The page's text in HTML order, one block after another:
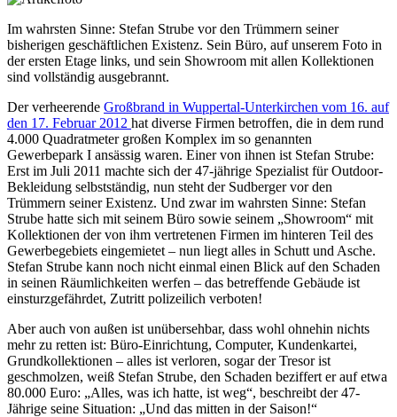
Im wahrsten Sinne: Stefan Strube vor den Trümmern seiner
bisherigen geschäftlichen Existenz. Sein Büro, auf unserem Foto in
der ersten Etage links, und sein Showroom mit allen Kollektionen
sind vollständig ausgebrannt.
Der verheerende Großbrand in Wuppertal-Unterkirchen vom 16. auf
den 17. Februar 2012 hat diverse Firmen betroffen, die in dem rund
4.000 Quadratmeter großen Komplex im so genannten
Gewerbepark I ansässig waren. Einer von ihnen ist Stefan Strube:
Erst im Juli 2011 machte sich der 47-jährige Spezialist für Outdoor-
Bekleidung selbstständig, nun steht der Sudberger vor den
Trümmern seiner Existenz. Und zwar im wahrsten Sinne: Stefan
Strube hatte sich mit seinem Büro sowie seinem „Showroom“ mit
Kollektionen der von ihm vertretenen Firmen im hinteren Teil des
Gewerbegebiets eingemietet – nun liegt alles in Schutt und Asche.
Stefan Strube kann noch nicht einmal einen Blick auf den Schaden
in seinen Räumlichkeiten werfen – das betreffende Gebäude ist
einsturzgefährdet, Zutritt polizeilich verboten!
Aber auch von außen ist unübersehbar, dass wohl ohnehin nichts
mehr zu retten ist: Büro-Einrichtung, Computer, Kundenkartei,
Grundkollektionen – alles ist verloren, sogar der Tresor ist
geschmolzen, weiß Stefan Strube, den Schaden beziffert er auf etwa
80.000 Euro: „Alles, was ich hatte, ist weg“, beschreibt der 47-
Jährige seine Situation: „Und das mitten in der Saison!“